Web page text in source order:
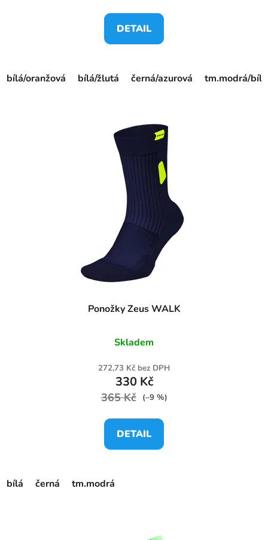
DETAIL
bílá/oranžová bílá/žlutá černá/azurová tm.modrá/bílá
Ponožky Zeus WALK
Skladem
272,73 Kč bez DPH
330 Kč
365 Kč (–9 %)
DETAIL
bílá černá tm.modrá